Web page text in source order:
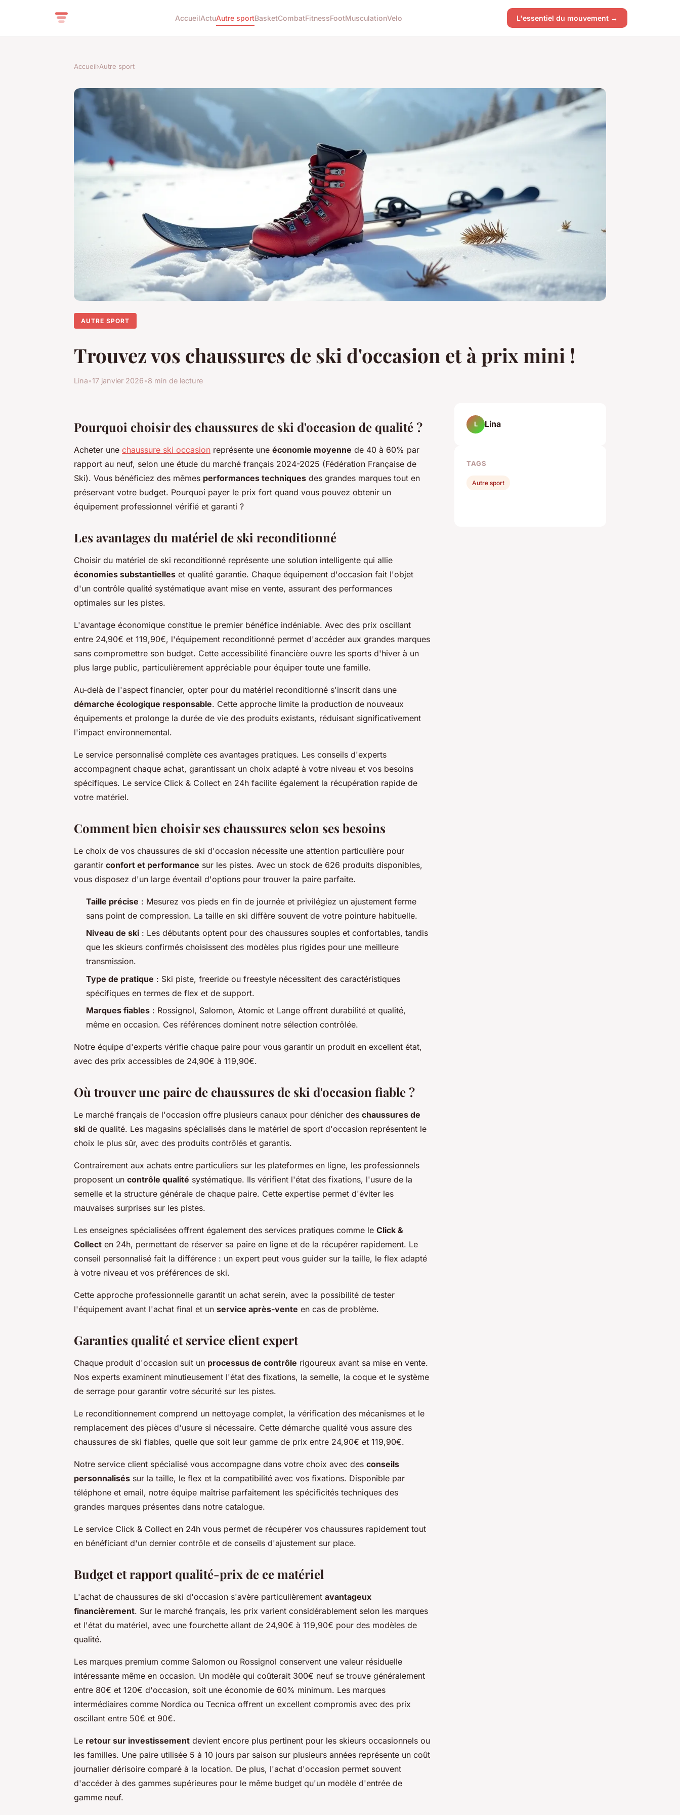
AccueilActuAutre sportBasketCombatFitnessFootMusculationVelo L'essentiel du mouvement →
Accueil›Autre sport
AUTRE SPORT
Trouvez vos chaussures de ski d'occasion et à prix mini !
Lina•17 janvier 2026•8 min de lecture
Pourquoi choisir des chaussures de ski d'occasion de qualité ?
Acheter une chaussure ski occasion représente une économie moyenne de 40 à 60% par
rapport au neuf, selon une étude du marché français 2024-2025 (Fédération Française de
Ski). Vous bénéficiez des mêmes performances techniques des grandes marques tout en
préservant votre budget. Pourquoi payer le prix fort quand vous pouvez obtenir un
équipement professionnel vérifié et garanti ?
Les avantages du matériel de ski reconditionné
Choisir du matériel de ski reconditionné représente une solution intelligente qui allie
économies substantielles et qualité garantie. Chaque équipement d'occasion fait l'objet
d'un contrôle qualité systématique avant mise en vente, assurant des performances
optimales sur les pistes.
L'avantage économique constitue le premier bénéfice indéniable. Avec des prix oscillant
entre 24,90€ et 119,90€, l'équipement reconditionné permet d'accéder aux grandes marques
sans compromettre son budget. Cette accessibilité financière ouvre les sports d'hiver à un
plus large public, particulièrement appréciable pour équiper toute une famille.
Au-delà de l'aspect financier, opter pour du matériel reconditionné s'inscrit dans une
démarche écologique responsable. Cette approche limite la production de nouveaux
équipements et prolonge la durée de vie des produits existants, réduisant significativement
l'impact environnemental.
Le service personnalisé complète ces avantages pratiques. Les conseils d'experts
accompagnent chaque achat, garantissant un choix adapté à votre niveau et vos besoins
spécifiques. Le service Click & Collect en 24h facilite également la récupération rapide de
votre matériel.
Comment bien choisir ses chaussures selon ses besoins
Le choix de vos chaussures de ski d'occasion nécessite une attention particulière pour
garantir confort et performance sur les pistes. Avec un stock de 626 produits disponibles,
vous disposez d'un large éventail d'options pour trouver la paire parfaite.
Taille précise : Mesurez vos pieds en fin de journée et privilégiez un ajustement ferme
sans point de compression. La taille en ski diffère souvent de votre pointure habituelle.
Niveau de ski : Les débutants optent pour des chaussures souples et confortables, tandis
que les skieurs confirmés choisissent des modèles plus rigides pour une meilleure
transmission.
Type de pratique : Ski piste, freeride ou freestyle nécessitent des caractéristiques
spécifiques en termes de flex et de support.
Marques fiables : Rossignol, Salomon, Atomic et Lange offrent durabilité et qualité,
même en occasion. Ces références dominent notre sélection contrôlée.
Notre équipe d'experts vérifie chaque paire pour vous garantir un produit en excellent état,
avec des prix accessibles de 24,90€ à 119,90€.
Où trouver une paire de chaussures de ski d'occasion fiable ?
Le marché français de l'occasion offre plusieurs canaux pour dénicher des chaussures de
ski de qualité. Les magasins spécialisés dans le matériel de sport d'occasion représentent le
choix le plus sûr, avec des produits contrôlés et garantis.
Contrairement aux achats entre particuliers sur les plateformes en ligne, les professionnels
proposent un contrôle qualité systématique. Ils vérifient l'état des fixations, l'usure de la
semelle et la structure générale de chaque paire. Cette expertise permet d'éviter les
mauvaises surprises sur les pistes.
Les enseignes spécialisées offrent également des services pratiques comme le Click &
Collect en 24h, permettant de réserver sa paire en ligne et de la récupérer rapidement. Le
conseil personnalisé fait la différence : un expert peut vous guider sur la taille, le flex adapté
à votre niveau et vos préférences de ski.
Cette approche professionnelle garantit un achat serein, avec la possibilité de tester
l'équipement avant l'achat final et un service après-vente en cas de problème.
Garanties qualité et service client expert
Chaque produit d'occasion suit un processus de contrôle rigoureux avant sa mise en vente.
Nos experts examinent minutieusement l'état des fixations, la semelle, la coque et le système
de serrage pour garantir votre sécurité sur les pistes.
Le reconditionnement comprend un nettoyage complet, la vérification des mécanismes et le
remplacement des pièces d'usure si nécessaire. Cette démarche qualité vous assure des
chaussures de ski fiables, quelle que soit leur gamme de prix entre 24,90€ et 119,90€.
Notre service client spécialisé vous accompagne dans votre choix avec des conseils
personnalisés sur la taille, le flex et la compatibilité avec vos fixations. Disponible par
téléphone et email, notre équipe maîtrise parfaitement les spécificités techniques des
grandes marques présentes dans notre catalogue.
Le service Click & Collect en 24h vous permet de récupérer vos chaussures rapidement tout
en bénéficiant d'un dernier contrôle et de conseils d'ajustement sur place.
Budget et rapport qualité-prix de ce matériel
L'achat de chaussures de ski d'occasion s'avère particulièrement avantageux
financièrement. Sur le marché français, les prix varient considérablement selon les marques
et l'état du matériel, avec une fourchette allant de 24,90€ à 119,90€ pour des modèles de
qualité.
Les marques premium comme Salomon ou Rossignol conservent une valeur résiduelle
intéressante même en occasion. Un modèle qui coûterait 300€ neuf se trouve généralement
entre 80€ et 120€ d'occasion, soit une économie de 60% minimum. Les marques
intermédiaires comme Nordica ou Tecnica offrent un excellent compromis avec des prix
oscillant entre 50€ et 90€.
Le retour sur investissement devient encore plus pertinent pour les skieurs occasionnels ou
les familles. Une paire utilisée 5 à 10 jours par saison sur plusieurs années représente un coût
journalier dérisoire comparé à la location. De plus, l'achat d'occasion permet souvent
d'accéder à des gammes supérieures pour le même budget qu'un modèle d'entrée de
gamme neuf.
L Lina
TAGS
Autre sport